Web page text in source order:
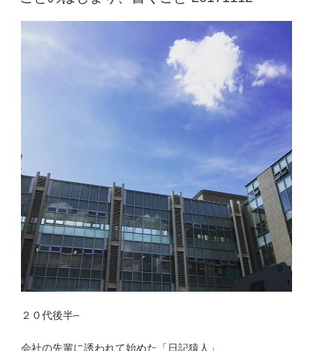
日:
２０代後半–
会社の先輩に誘われて始めた「日記猿人」